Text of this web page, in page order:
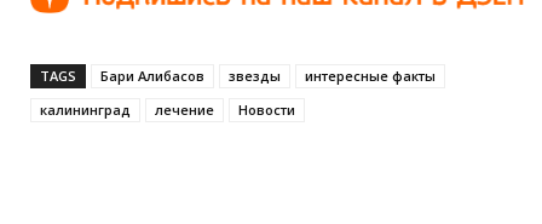
TAGS Бари Алибасов звезды
интересные факты
калининград
лечение Новости